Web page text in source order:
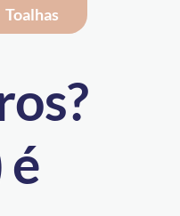
Toalhas